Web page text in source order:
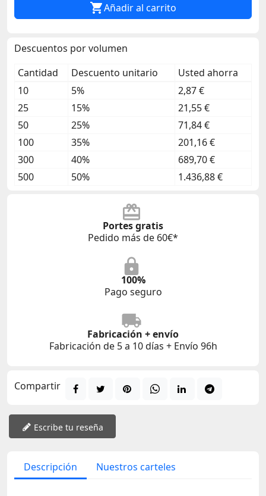
Añadir al carrito
Descuentos por volumen
Cantidad
Descuento unitario
Usted ahorra
10
5%
2,87 €
25
15%
21,55 €
50
25%
71,84 €
100
35%
201,16 €
300
40%
689,70 €
500
50% 1.436,88 €
Portes gratis
Pedido más de 60€*
100%
Pago seguro
Fabricación + envío
Fabricación de 5 a 10 días + Envío 96h
Compartir
Escribe tu reseña
Descripción Nuestros carteles